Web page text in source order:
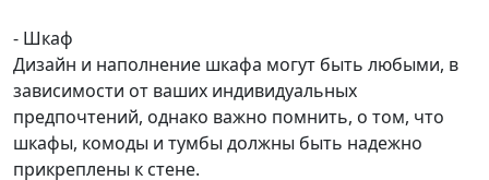
- Шкаф
Дизайн и наполнение шкафа могут быть любыми, в
зависимости от ваших индивидуальных
предпочтений, однако важно помнить, о том, что
шкафы, комоды и тумбы должны быть надежно
прикреплены к стене.